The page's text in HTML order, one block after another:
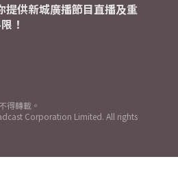
提供新城廣播節目直播及重
！
得轉載。
Corporation Limited. All rights